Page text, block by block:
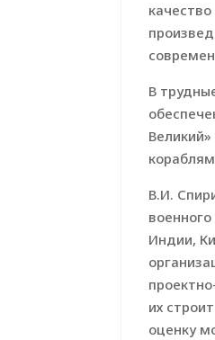
В
В.И.
Индии,
их
оценку